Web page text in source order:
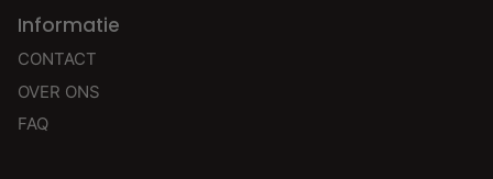
Informatie
CONTACT
OVER ONS
FAQ